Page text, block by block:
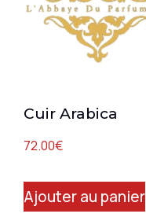
Cuir Arabica
72.00€
Ajouter au panier